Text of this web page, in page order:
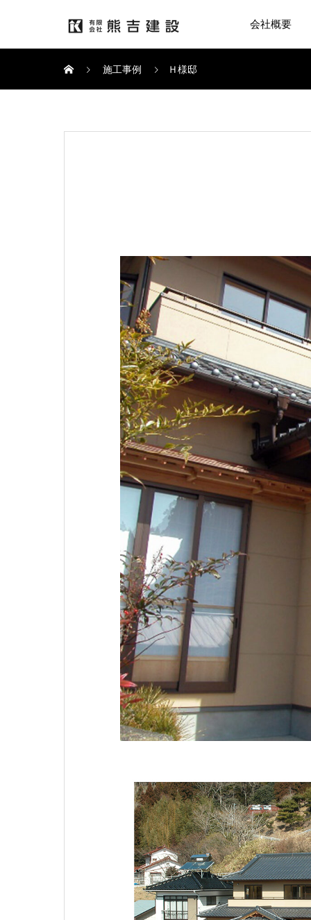
会社概要
施工事例 Ｈ様邸